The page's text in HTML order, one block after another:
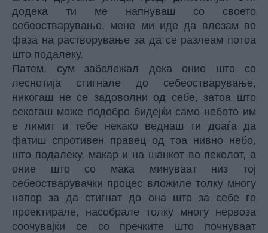
додека ти ме напнуваш со своето
себеостварување, мене ми иде да влезам во
фаза на растворување за да се разлеам потоа
што подалеку.
Патем, сум забележал дека оние што со
леснотија стигнале до себеостварување,
никогаш не се задоволни од себе, затоа што
секогаш може подобро бидејќи само небото им
е лимит и тебе некако веднаш ти доаѓа да
фатиш спротивен правец од тоа нивно небо,
што подалеку, макар и на шанкот во пеколот, а
оние што со мака минуваат низ тој
себеостварувачки процес вложиле толку многу
напор за да стигнат до она што за себе го
проектирале, насобрале толку многу нервоза
соочувајќи се со пречките што почнуваат